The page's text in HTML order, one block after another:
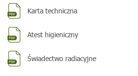
Karta techniczna
Atest higieniczny
Świadectwo radiacyjne